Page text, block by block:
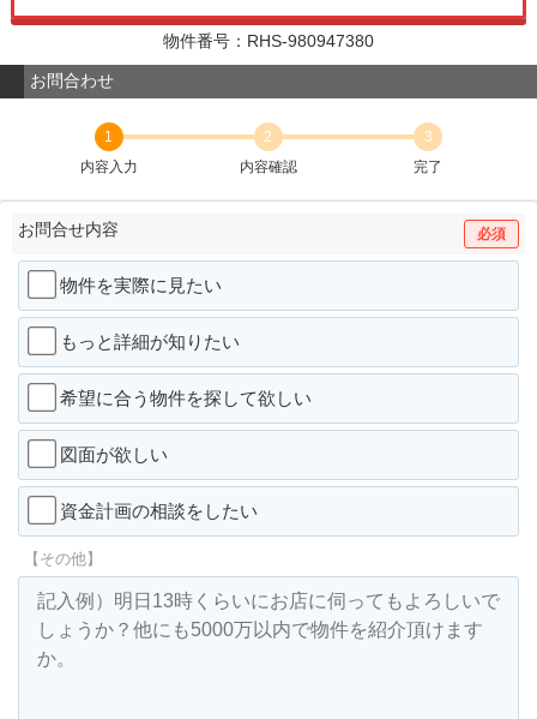
物件番号：RHS-980947380
お問合わせ
1
内容入力
2
内容確認
3
完了
お問合せ内容 必須
物件を実際に見たい
もっと詳細が知りたい
希望に合う物件を探して欲しい
図面が欲しい
資金計画の相談をしたい
【その他】